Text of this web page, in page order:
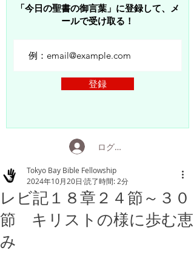
「今日の聖書の御言葉」に登録して、メ
ールで受け取る！
登録
ログイン
レビ記１８章２４節～３０
節 キリストの様に歩む恵
み
Tokyo Bay Bible Fellowship
2024年10月20日 読了時間: 2分